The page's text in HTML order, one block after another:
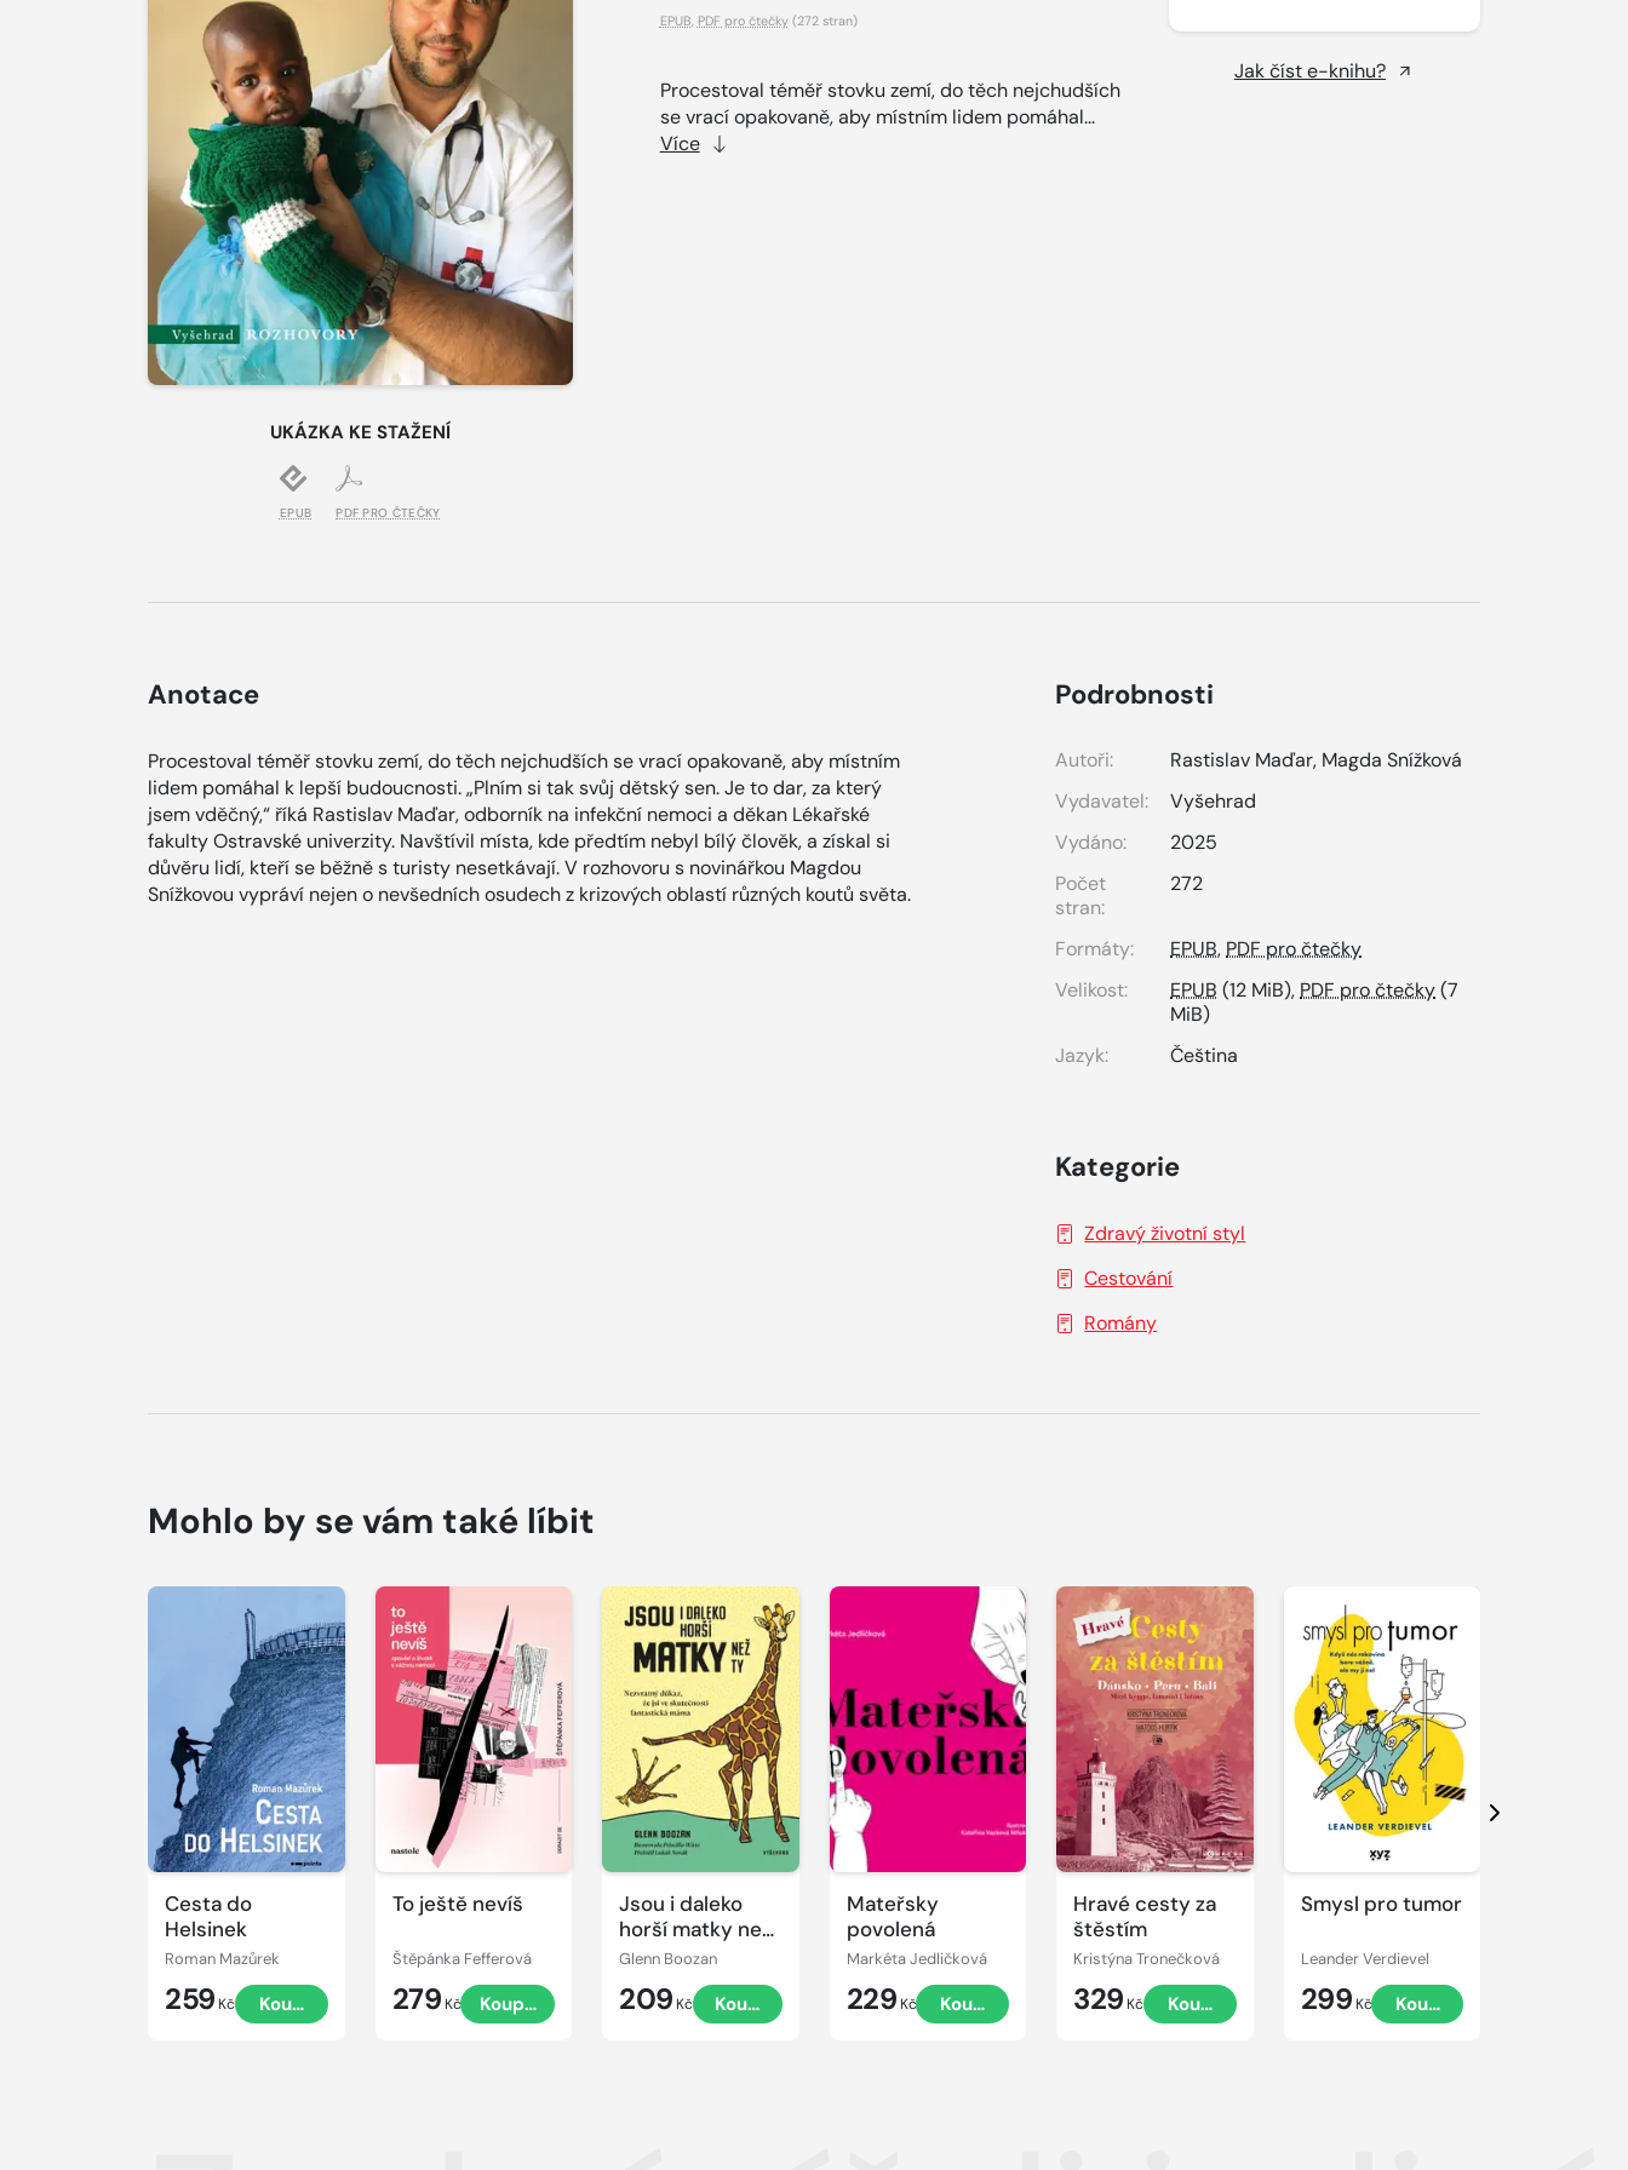
UKÁZKA KE STAŽENÍ
EPUB PDF PRO ČTEČKY
EPUB PDF pro čtečky(272 stran)
Procestoval téměř stovku zemí, do těch nejchudších
se vrací opakovaně, aby místním lidem pomáhal...
Více
Jak číst e-knihu?
Anotace
Procestoval téměř stovku zemí, do těch nejchudších se vrací opakovaně, aby místním
lidem pomáhal k lepší budoucnosti. „Plním si tak svůj dětský sen. Je to dar, za který
jsem vděčný,“ říká Rastislav Maďar, odborník na infekční nemoci a děkan Lékařské
fakulty Ostravské univerzity. Navštívil místa, kde předtím nebyl bílý člověk, a získal si
důvěru lidí, kteří se běžně s turisty nesetkávají. V rozhovoru s novinářkou Magdou
Snížkovou vypráví nejen o nevšedních osudech z krizových oblastí různých koutů světa.
Podrobnosti
Autoři: Rastislav Maďar, Magda Snížková
Vydavatel:
Vyšehrad
Vydáno:
2025
Počet
stran:
272
Formáty: EPUB, PDF pro čtečky
Velikost:
EPUB (12 MiB), PDF pro čtečky(7
MiB)
Jazyk:
Čeština
Kategorie
Zdravý životní styl
Cestování
Romány
Mohlo by se vám také líbit
Cesta do
Helsinek
Roman Mazůrek
259 Kč Koupit
To ještě nevíš
Štěpánka Fefferová
279 Kč Koupit
Jsou i daleko
horší matky než
ty
Glenn Boozan
209 Kč Koupit
Mateřsky
povolená
Markéta Jedličková
229 Kč Koupit
Hravé cesty za
štěstím
Kristýna Tronečková
329 Kč Koupit
Smysl pro tumor
Leander Verdievel
299 Kč Koupit
Další